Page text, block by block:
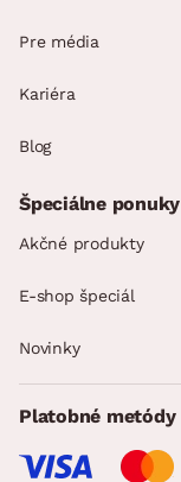
Pre média
Kariéra
Blog
Špeciálne ponuky
Akčné produkty
E-shop špeciál
Novinky
Platobné metódy